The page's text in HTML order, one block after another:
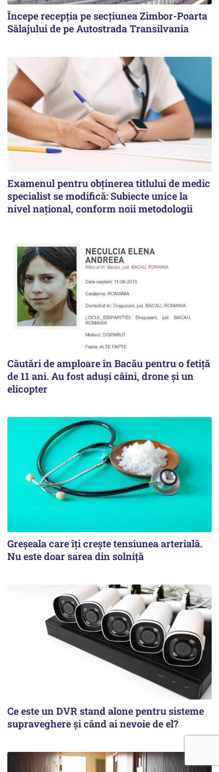
Începe recepţia pe secţiunea Zimbor-Poarta
Sălajului de pe Autostrada Transilvania
Examenul pentru obținerea titlului de medic
specialist se modifică: Subiecte unice la
nivel național, conform noii metodologii
Căutări de amploare în Bacău pentru o fetiță
de 11 ani. Au fost aduși câini, drone și un
elicopter
Greșeala care îți crește tensiunea arterială.
Nu este doar sarea din solniță
Ce este un DVR stand alone pentru sisteme
supraveghere și când ai nevoie de el?